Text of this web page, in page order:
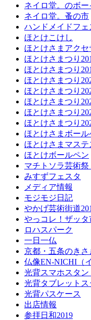
ネイロ堂。のボー
ネイロ堂。蚤の市
ハンドメイドフェ
ほとけこけし
ほとけさまアク
ほとけさまつり
ほとけさまつり
ほとけさまつり
ほとけさまつり
ほとけさまつり
ほとけさまつり
ほとけさまつり
ほとけさまボール
ほとけさまマステ
ほとけボールペン
マチトソラ芸術祭
みすずフェスタ
メディア情報
モジモジ日記
やかげ芸術街道
やっコレ！ザッタ
ロハスパーク
一日一仏
京都・五条のきさ
仏像EN-NICHI（
光背スマホスタン
光背タブレットス
光背パスケース
出店情報
参拝日和2019